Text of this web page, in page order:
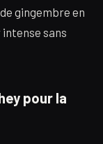
gingembre en
sans
pour la